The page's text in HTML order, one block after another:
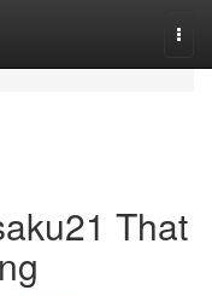
That